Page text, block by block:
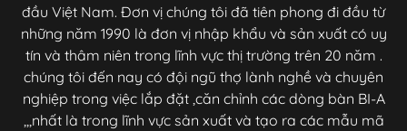
đầu Việt Nam. Đơn vị chúng tôi đã tiên phong đi đầu từ
những năm 1990 là đơn vị nhập khẩu và sản xuất có uy
tín và thâm niên trong lĩnh vực thị trường trên 20 năm .
chúng tôi đến nay có đội ngũ thợ lành nghề và chuyên
nghiệp trong việc lắp đặt ,căn chỉnh các dòng bàn BI-A
,,,nhất là trong lĩnh vực sản xuất và tạo ra các mẫu mã